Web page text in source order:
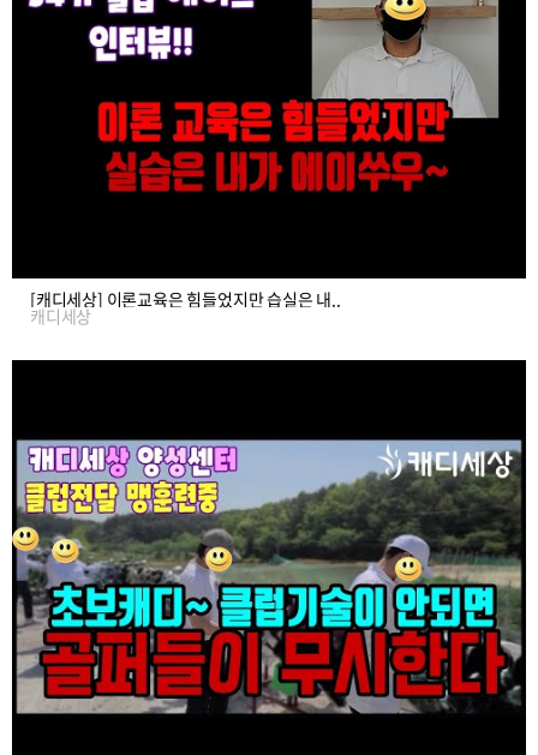
[캐디세상] 이론교육은 힘들었지만 습실은 내..
캐디세상